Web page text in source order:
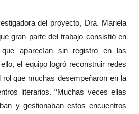
del proyecto, Dra. Mariela
gran parte del trabajo consistió en
aparecían sin registro en las
el equipo logró reconstruir redes
que muchas desempeñaron en la
literarios. “Muchas veces ellas
y gestionaban estos encuentros